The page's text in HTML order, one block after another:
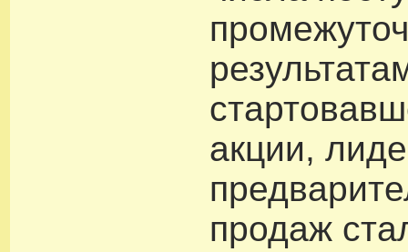
акции,
продаж